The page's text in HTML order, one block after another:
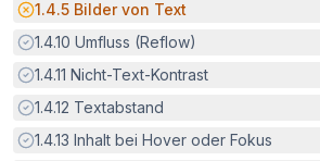
Potenzielle Barriere:
1.4.5 Bilder von Text
Erfüllt:
1.4.10 Umfluss (Reflow)
Erfüllt:
1.4.11 Nicht-Text-Kontrast
Erfüllt:
1.4.12 Textabstand
Erfüllt:
1.4.13 Inhalt bei Hover oder Fokus